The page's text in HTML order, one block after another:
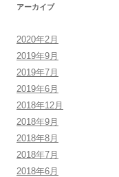
アーカイブ
2020年2月
2019年9月
2019年7月
2019年6月
2018年12月
2018年9月
2018年8月
2018年7月
2018年6月